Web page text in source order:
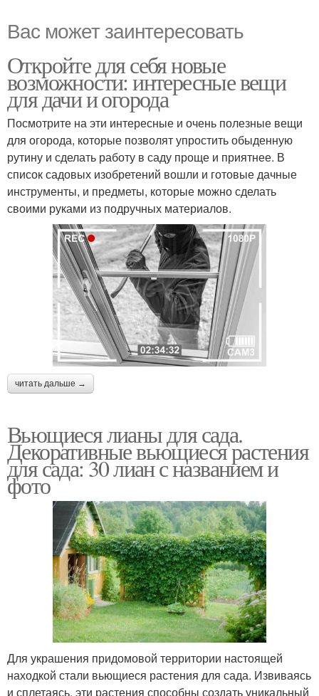
Вас может заинтересовать
Откройте для себя новые
возможности: интересные вещи
для дачи и огорода
Посмотрите на эти интересные и очень полезные вещи
для огорода, которые позволят упростить обыденную
рутину и сделать работу в саду проще и приятнее. В
список садовых изобретений вошли и готовые дачные
инструменты, и предметы, которые можно сделать
своими руками из подручных материалов.
читать дальше →
Вьющиеся лианы для сада.
Декоративные вьющиеся растения
для сада: 30 лиан с названием и
фото
Для украшения придомовой территории настоящей
находкой стали вьющиеся растения для сада. Извиваясь
и сплетаясь, эти растения способны создать уникальный